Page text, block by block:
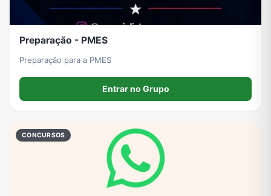
Preparação - PMES
Preparação para a PMES
Entrar no Grupo
CONCURSOS